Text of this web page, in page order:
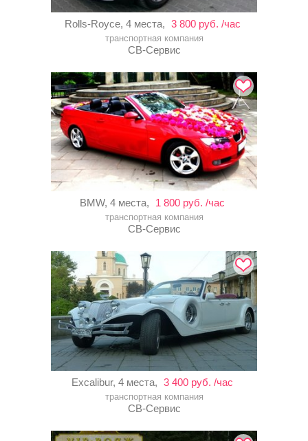
Rolls-Royce, 4 места, 3 800 руб. /час
транспортная компания
СВ-Сервис
BMW, 4 места, 1 800 руб. /час
транспортная компания
СВ-Сервис
Excalibur, 4 места, 3 400 руб. /час
транспортная компания
СВ-Сервис